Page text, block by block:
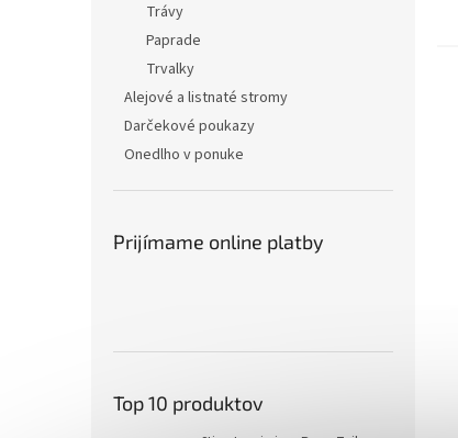
Trávy
Paprade
Trvalky
Alejové a listnaté stromy
Darčekové poukazy
Onedlho v ponuke
Prijímame online platby
Top 10 produktov